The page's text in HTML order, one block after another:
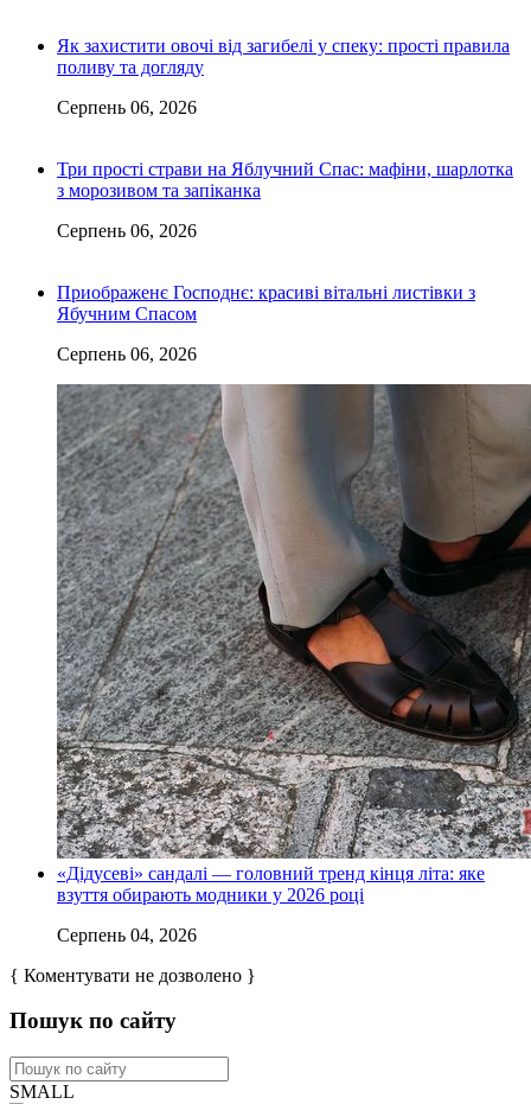
Як захистити овочі від загибелі у спеку: прості правила
поливу та догляду
Серпень 06, 2026
Три прості страви на Яблучний Спас: мафіни, шарлотка
з морозивом та запіканка
Серпень 06, 2026
Приображенє Господнє: красиві вітальні листівки з
Ябучним Спасом
Серпень 06, 2026
«Дідусеві» сандалі — головний тренд кінця літа: яке
взуття обирають модники у 2026 році
Серпень 04, 2026
{ Коментувати не дозволено }
Пошук по сайту
SMALL